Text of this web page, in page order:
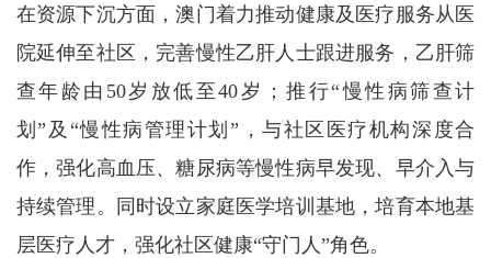
在资源下沉方面，澳门着力推动健康及医疗服务从医
院延伸至社区，完善慢性乙肝人士跟进服务，乙肝筛
查年龄由50岁放低至40岁；推行“慢性病筛查计
划”及“慢性病管理计划”，与社区医疗机构深度合
作，强化高血压、糖尿病等慢性病早发现、早介入与
持续管理。同时设立家庭医学培训基地，培育本地基
层医疗人才，强化社区健康“守门人”角色。